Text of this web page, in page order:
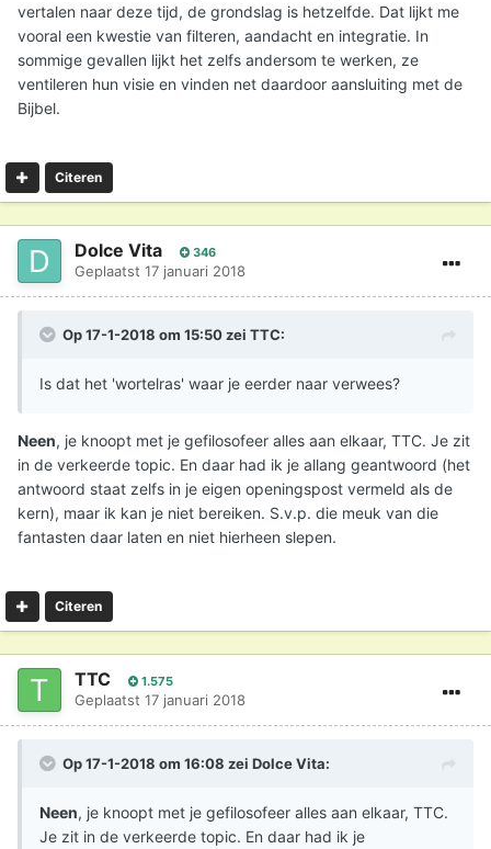
vertalen naar deze tijd, de grondslag is hetzelfde. Dat lijkt me
vooral een kwestie van filteren, aandacht en integratie. In
sommige gevallen lijkt het zelfs andersom te werken, ze
ventileren hun visie en vinden net daardoor aansluiting met de
Bijbel.
Citeren
Dolce Vita 346
Geplaatst 17 januari 2018
Op 17-1-2018 om 15:50 zei TTC:
Is dat het 'wortelras' waar je eerder naar verwees?
Neen, je knoopt met je gefilosofeer alles aan elkaar, TTC. Je zit
in de verkeerde topic. En daar had ik je allang geantwoord (het
antwoord staat zelfs in je eigen openingspost vermeld als de
kern), maar ik kan je niet bereiken. S.v.p. die meuk van die
fantasten daar laten en niet hierheen slepen.
Citeren
TTC 1.575
Geplaatst 17 januari 2018
Op 17-1-2018 om 16:08 zei Dolce Vita:
Neen, je knoopt met je gefilosofeer alles aan elkaar, TTC.
Je zit in de verkeerde topic. En daar had ik je